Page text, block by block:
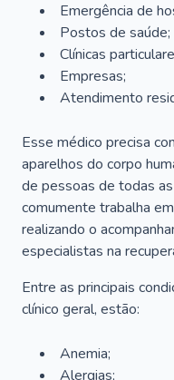
Emergência de
Postos de saúde;
Clínicas
Empresas;
Atendimento
Esse médico precisa
aparelhos do corpo
de pessoas de todas
comumente trabalha
realizando o
especialistas na
Entre as principais
clínico geral, estão:
Anemia;
Alergias;